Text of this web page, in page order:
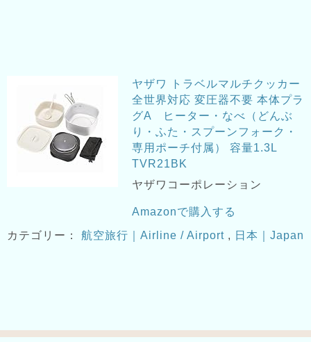
ヤザワ トラベルマルチクッカー
全世界対応 変圧器不要 本体プラ
グA ヒーター・なべ（どんぶ
り・ふた・スプーンフォーク・
専用ポーチ付属） 容量1.3L
TVR21BK
ヤザワコーポレーション
Amazonで購入する
カテゴリー： 航空旅行｜Airline / Airport , 日本｜Japan